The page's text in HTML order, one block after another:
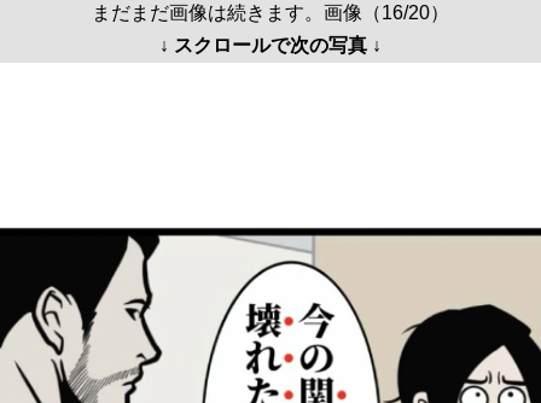
まだまだ画像は続きます。画像（16/20）
↓ スクロールで次の写真 ↓